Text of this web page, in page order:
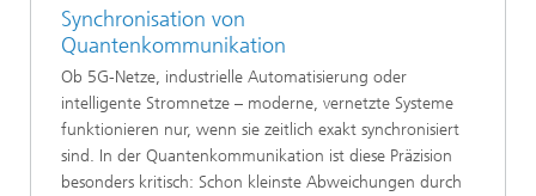
Synchronisation von
Quantenkommunikation
Ob 5G-Netze, industrielle Automatisierung oder
intelligente Stromnetze – moderne, vernetzte Systeme
funktionieren nur, wenn sie zeitlich exakt synchronisiert
sind. In der Quantenkommunikation ist diese Präzision
besonders kritisch: Schon kleinste Abweichungen durch